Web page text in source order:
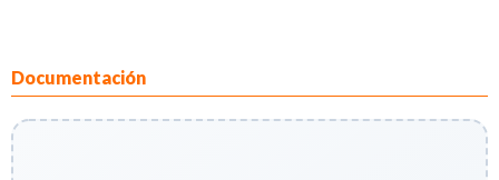
Documentación